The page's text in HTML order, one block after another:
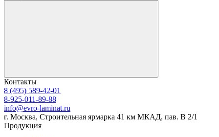
Контакты
8 (495) 589-42-01
8-925-011-89-88
info@evro-laminat.ru
г. Москва, Строительная ярмарка 41 км МКАД, пав. В 2/1
Продукция